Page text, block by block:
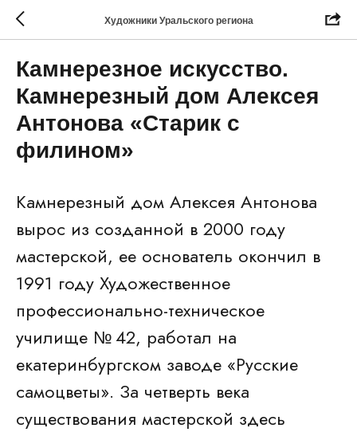
Художники Уральского региона
Камнерезное искусство.
Камнерезный дом Алексея
Антонова «Старик с
филином»
Камнерезный дом Алексея Антонова
вырос из созданной в 2000 году
мастерской, ее основатель окончил в
1991 году Художественное
профессионально-техническое
училище № 42, работал на
екатеринбургском заводе «Русские
самоцветы». За четверть века
существования мастерской здесь